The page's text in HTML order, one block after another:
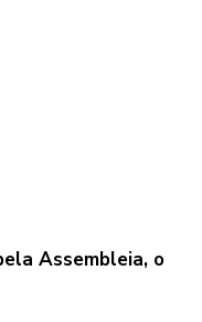
Assembleia, o